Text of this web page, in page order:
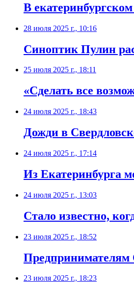
В
28 июля 2025 г., 10:16
Синоптик Пулин
25 июля 2025 г., 18:11
«Сделать все
24 июля 2025 г., 18:43
Дожди в
24 июля 2025 г., 17:14
Из Екатеринбурга
24 июля 2025 г., 13:03
Стало известно,
23 июля 2025 г., 18:52
Предпринимателям
23 июля 2025 г., 18:23